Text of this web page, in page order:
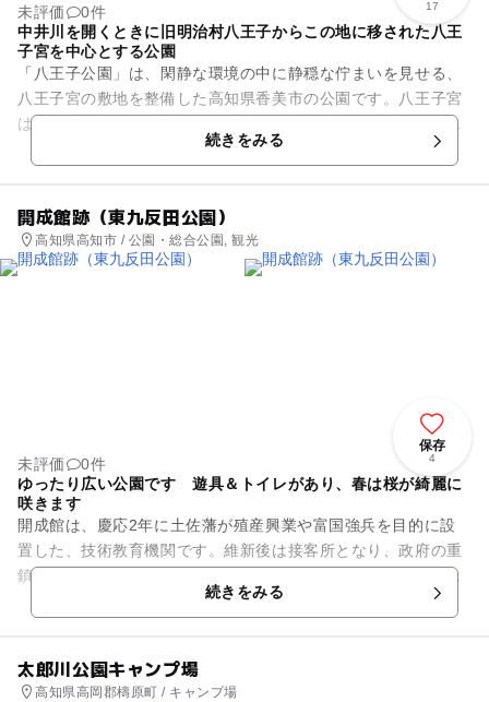
17
未評価
0件
中井川を開くときに旧明治村八王子からこの地に移された八王
子宮を中心とする公園
「八王子公園」は、閑静な環境の中に静穏な佇まいを見せる、
八王子宮の敷地を整備した高知県香美市の公園です。八王子宮
は江戸時代、土佐藩の家老を務めた野中兼山が、中井川を開く
際に、旧明治村八王子からこ...続きをみる
開成館跡（東九反田公園）
高知県高知市 / 公園・総合公園, 観光
保存
4
未評価
0件
ゆったり広い公園です 遊具＆トイレがあり、春は桜が綺麗に
咲きます
開成館は、慶応2年に土佐藩が殖産興業や富国強兵を目的に設
置した、技術教育機関です。維新後は接客所となり、政府の重
鎮が来訪しました。後には、その建物に立志社がおかれまし
続きをみる
太郎川公園キャンプ場
高知県高岡郡檮原町 / キャンプ場